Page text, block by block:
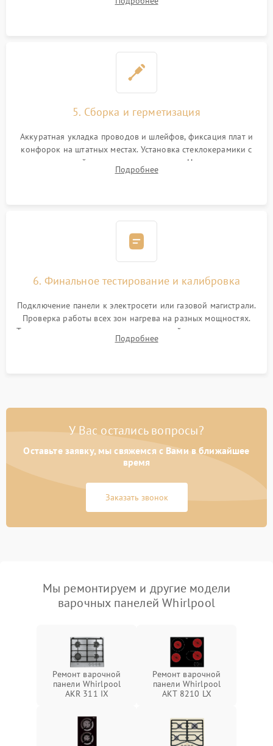
дорожек. Очистка контактов и замена поврежденной
5. Сборка и герметизация
Аккуратная укладка проводов и шлейфов, фиксация плат и
конфорок на штатных местах. Установка стеклокерамики с
проверкой равномерности зазоров. Нанесение
термостойкого герметика или укладка уплотнительной
Подробнее
6. Финальное тестирование и калибровка
Подключение панели к электросети или газовой магистрали.
Проверка работы всех зон нагрева на разных мощностях.
Тестирование сенсорного управления, таймера, индикаторов
остаточного тепла и систем защиты от перегрева.
Подробнее
У Вас остались вопросы?
Оставьте заявку, мы свяжемся с Вами в ближайшее
время
Заказать звонок
Мы ремонтируем и другие модели
варочных панелей Whirlpool
Ремонт варочной
панели Whirlpool
AKR 311 IX
Ремонт варочной
панели Whirlpool
AKT 8210 LX